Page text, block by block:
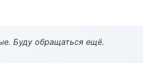
Буду обращаться ещё.